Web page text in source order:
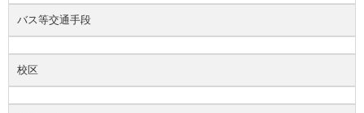
バス等交通手段
校区